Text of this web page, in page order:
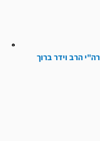
רה"י הרב וידר ברוך